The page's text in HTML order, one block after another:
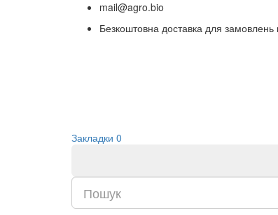
mail@agro.bio
Безкоштовна доставка для замовлень
Закладки 0